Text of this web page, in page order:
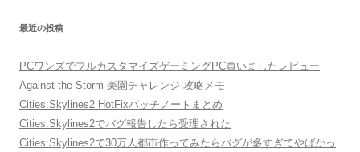
最近の投稿
PCワンズでフルカスタマイズゲーミングPC買いましたレビュー
Against the Storm 楽園チャレンジ 攻略メモ
Cities:Skylines2 HotFixパッチノートまとめ
Cities:Skylines2でバグ報告したら受理された
Cities:Skylines2で30万人都市作ってみたらバグが多すぎてやばかっ